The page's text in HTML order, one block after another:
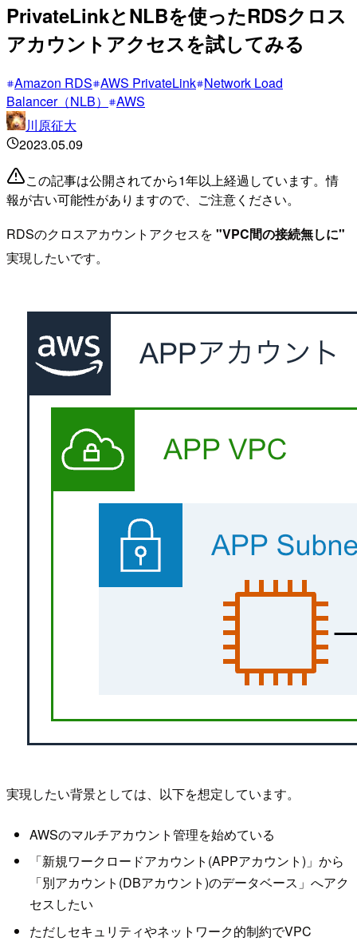
PrivateLinkとNLBを使ったRDSクロス
アカウントアクセスを試してみる
Amazon RDS AWS PrivateLink Network Load
Balancer（NLB）
AWS
川原征大
2023.05.09
この記事は公開されてから1年以上経過しています。情
報が古い可能性がありますので、ご注意ください。
RDSのクロスアカウントアクセスを "VPC間の接続無しに"
実現したいです。
実現したい背景としては、以下を想定しています。
AWSのマルチアカウント管理を始めている
「新規ワークロードアカウント(APPアカウント)」から
「別アカウント(DBアカウント)のデータベース」へアク
セスしたい
ただしセキュリティやネットワーク的制約でVPC